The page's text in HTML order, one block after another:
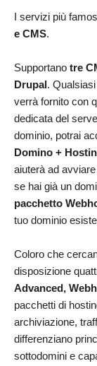
I servizi più
e CMS.
Supportano tre
Drupal.
verrà fornito con
dedicata del
dominio, potrai
Domino +
aiuterà ad
se hai già un
pacchetto
tuo dominio
Coloro che
disposizione
Advanced,
pacchetti di
archiviazione,
differenziano
sottodomini e